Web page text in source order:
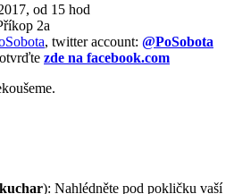
od 15 hod
2a
, twitter account: @PoSobota
zde na facebook.com
): Nahlédněte pod pokličku vaší